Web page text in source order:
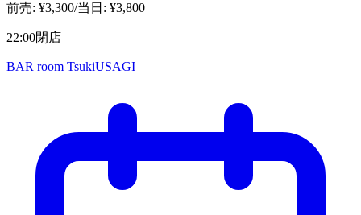
前売: ¥3,300/当日 : ¥3,800
22:00閉店
BAR room TsukiUSAGI